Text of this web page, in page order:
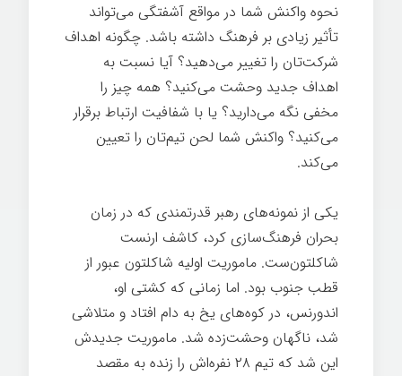
نحوه واکنش شما در مواقع آشفتگی می‌تواند
تأثیر زیادی بر فرهنگ داشته باشد. چگونه اهداف
شرکت‌تان را تغییر می‌دهید؟ آیا نسبت به
اهداف جدید وحشت می‌کنید؟ همه چیز را
مخفی نگه می‌دارید؟ یا با شفافیت ارتباط برقرار
می‌کنید؟ واکنش شما لحن تیم‌تان را تعیین
می‌کند.
یکی از نمونه‌های رهبر قدرتمندی که در زمان
بحران فرهنگ‌سازی کرد، کاشف ارنست
شاکلتون‌ست. ماموریت اولیه شاکلتون عبور از
قطب جنوب بود. اما زمانی که کشتی او،
اندورنس، در کوه‌های یخ به دام افتاد و متلاشی
شد، ناگهان وحشت‌زده شد. ماموریت جدیدش
این شد که تیم ۲۸ نفره‌اش را زنده به مقصد